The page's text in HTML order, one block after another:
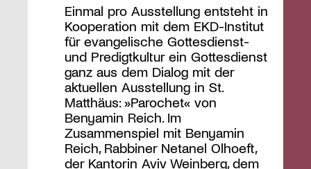
Einmal pro Ausstellung entsteht in
Kooperation mit dem EKD-Institut
für evangelische Gottesdienst-
und Predigtkultur ein Gottesdienst
ganz aus dem Dialog mit der
aktuellen Ausstellung in St.
Matthäus: »Parochet« von
Benyamin Reich. Im
Zusammenspiel mit Benyamin
Reich, Rabbiner Netanel Olhoeft,
der Kantorin Aviv Weinberg, dem